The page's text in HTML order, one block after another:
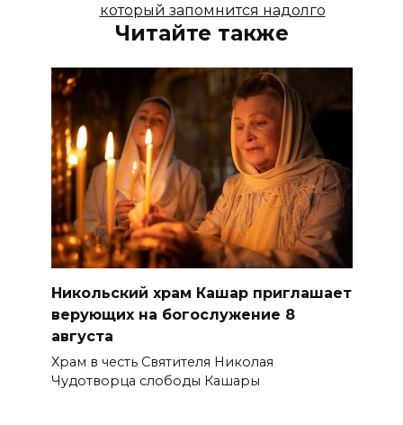
который запомнится надолго
Читайте также
Никольский храм Кашар приглашает
верующих на богослужение 8
августа
Храм в честь Святителя Николая
Чудотворца слободы Кашары